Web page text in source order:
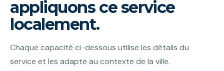
appliquons ce service
localement.
Chaque capacité ci-dessous utilise les détails du
service et les adapte au contexte de la ville.